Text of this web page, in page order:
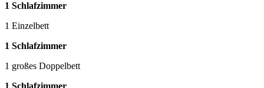
1 Schlafzimmer
1 Einzelbett
1 Schlafzimmer
1 großes Doppelbett
1 Schlafzimmer